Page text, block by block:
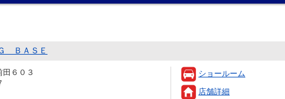
ＢＡＳＥ
田６０３
ショールーム
店舗詳細